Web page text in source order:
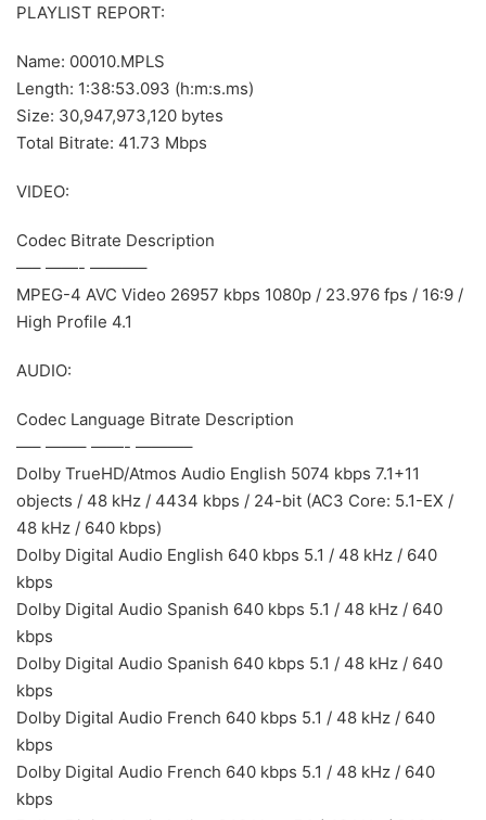
PLAYLIST REPORT:
Name: 00010.MPLS
Length: 1:38:53.093 (h:m:s.ms)
Size: 30,947,973,120 bytes
Total Bitrate: 41.73 Mbps
VIDEO:
Codec Bitrate Description
—– ——- ———–
MPEG-4 AVC Video 26957 kbps 1080p / 23.976 fps / 16:9 /
High Profile 4.1
AUDIO:
Codec Language Bitrate Description
—– ——– ——- ———–
Dolby TrueHD/Atmos Audio English 5074 kbps 7.1+11
objects / 48 kHz / 4434 kbps / 24-bit (AC3 Core: 5.1-EX /
48 kHz / 640 kbps)
Dolby Digital Audio English 640 kbps 5.1 / 48 kHz / 640
kbps
Dolby Digital Audio Spanish 640 kbps 5.1 / 48 kHz / 640
kbps
Dolby Digital Audio Spanish 640 kbps 5.1 / 48 kHz / 640
kbps
Dolby Digital Audio French 640 kbps 5.1 / 48 kHz / 640
kbps
Dolby Digital Audio French 640 kbps 5.1 / 48 kHz / 640
kbps